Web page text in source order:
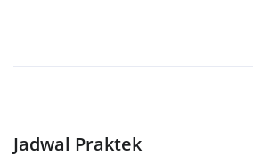
Jadwal Praktek